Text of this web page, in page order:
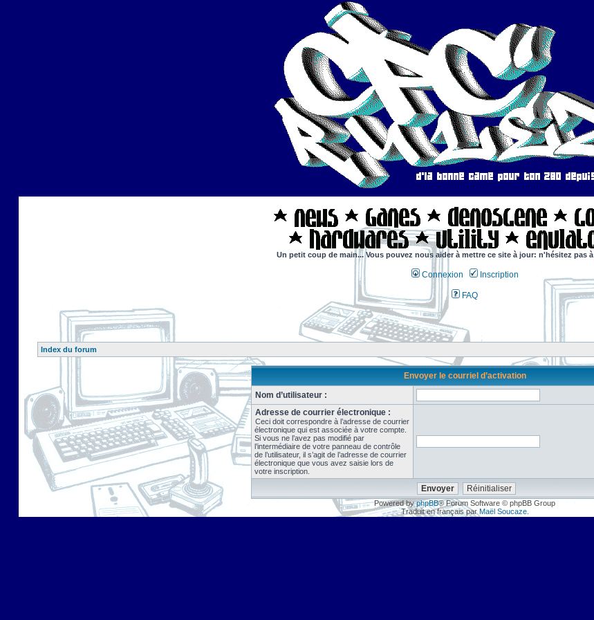
Un petit coup de main... Vous pouvez nous aider à mettre ce site à jour: n'hésitez pas à
Connexion Inscription
FAQ
Index du forum
Envoyer le courriel d’activation
Nom d’utilisateur :
Adresse de courrier électronique :
Ceci doit correspondre à l’adresse de courrier
électronique qui est associée à votre compte.
Si vous ne l’avez pas modifié par
l’intermédiaire de votre panneau de contrôle
de l’utilisateur, il s’agit de l’adresse de courrier
électronique que vous avez saisie lors de
votre inscription.
Powered byphpBB® Forum Software © phpBB Group
Traduit en français par Maël Soucaze.